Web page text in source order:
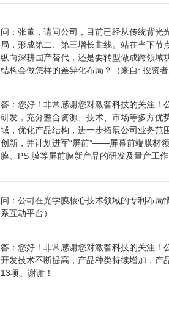
问： 张董，请问公司，目前已经从传统背光
局，形成第二、第三增长曲线。站在当下
纵向深耕国产替代，还是要转型做成跨领域
结构会做怎样的差异化布局？
（来自: 投资
答： 您好！非常感谢您对激智科技的关注！
研发，充分整合资源、技术、市场等多方优
域，优化产品结构，进一步拓展公司业务范
创新，并计划进军“屏前”——屏幕前端膜材
膜、PS 膜等屏前膜新产品的研发及量产工作
问： 公司在光学膜核心技术领域的专利布局
系互动平台）
答： 您好！非常感谢您对激智科技的关注！
开发技术不断提高，产品种类持续增加，
13项。谢谢！